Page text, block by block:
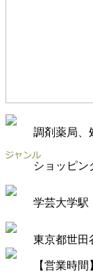
調剤薬局、
ショッピン
学芸大学駅
東京都世田
【営業時